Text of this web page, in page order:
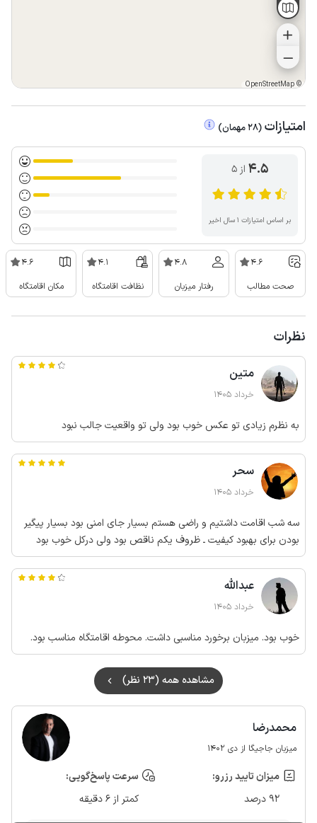
©
OpenStreetMap
امتیازات (
28مهمان)
4.5 از ۵
بر اساس امتیازات ۱ سال اخیر
4.6
صحت مطالب
4.8
رفتار میزبان
4.1
نظافت اقامتگاه
4.6
مکان اقامتگاه
نظرات
متین
خرداد 1405
به نظرم زیادی تو عکس خوب بود ولی تو واقعیت جالب نبود
سحر
خرداد 1405
سه شب اقامت داشتیم و راضی هستم بسیار جای امنی بود بسیار پیگیر
بودن برای بهبود کیفیت ـ ظروف یکم ناقص بود ولی درکل خوب بود
عبدالله
خرداد 1405
خوب بود. میزبان برخورد مناسبی داشت. محوطه اقامتگاه مناسب بود.
مشاهده همه (23 نظر)
محمدرضا
میزبان جاجیگا از دی 1402
میزان تایید رزرو:
92 درصد
سرعت پاسخ‌گویی:
کمتر از 6 دقیقه